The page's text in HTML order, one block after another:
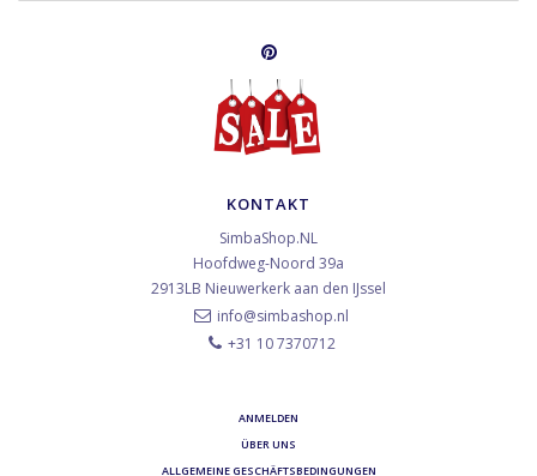
KONTAKT
SimbaShop.NL
Hoofdweg-Noord 39a
2913LB Nieuwerkerk aan den IJssel
info@simbashop.nl
+31 10 7370712
ANMELDEN
ÜBER UNS
ALLGEMEINE GESCHÄFTSBEDINGUNGEN